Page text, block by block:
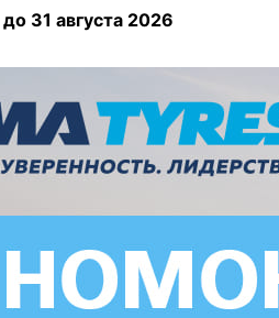
до 31 августа 2026